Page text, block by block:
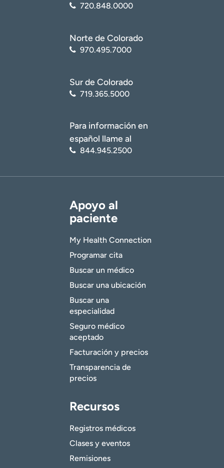
720.848.0000
Norte de Colorado
970.495.7000
Sur de Colorado
719.365.5000
Para información en
español llame al
844.945.2500
Apoyo al
paciente
My Health Connection
Programar cita
Buscar un médico
Buscar una ubicación
Buscar una
especialidad
Seguro médico
aceptado
Facturación y precios
Transparencia de
precios
Recursos
Registros médicos
Clases y eventos
Remisiones